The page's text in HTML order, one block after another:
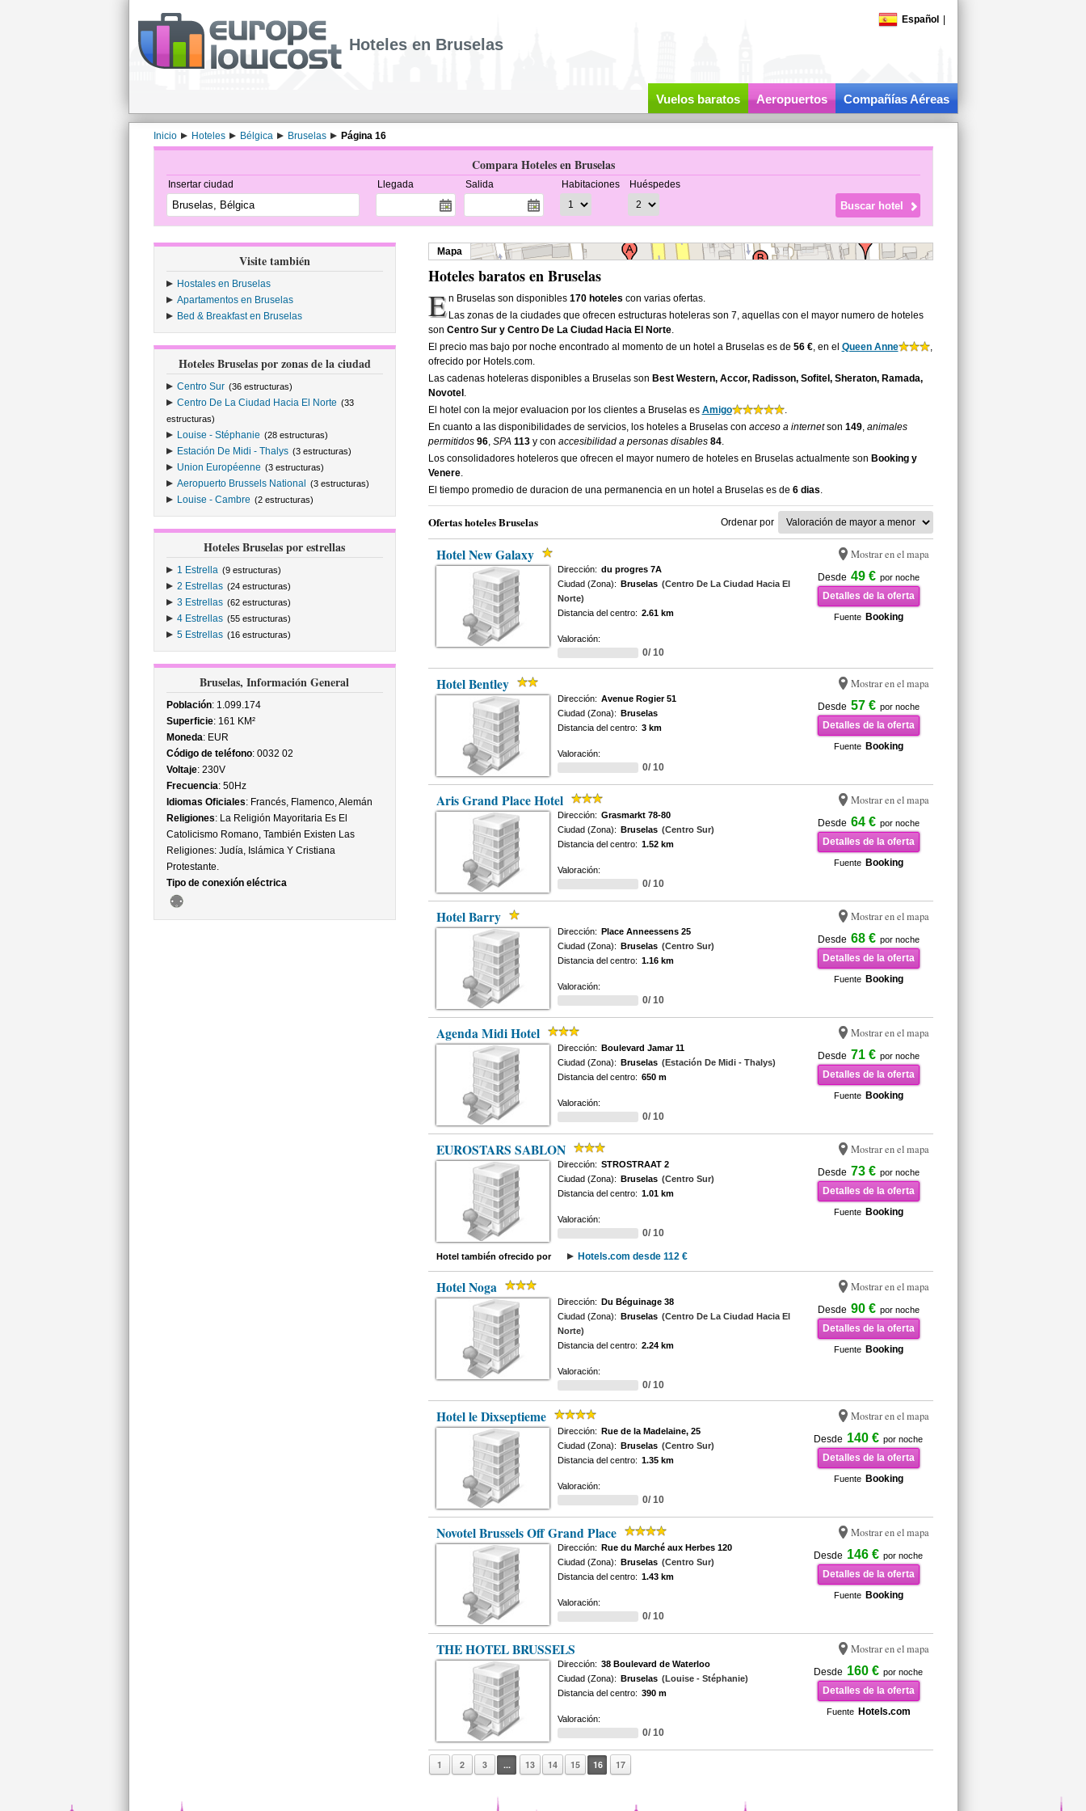
Español
Hoteles en Bruselas
Vuelos baratos Aeropuertos Compañías Aéreas
Inicio Hoteles Bélgica Bruselas Página 16
Compara Hoteles en Bruselas
Insertar ciudad Llegada Salida Habitaciones Huéspedes
Visite también
Hostales en Bruselas
Apartamentos en Bruselas
Bed & Breakfast en Bruselas
Hoteles Bruselas por zonas de la ciudad
Centro Sur (36 estructuras)
Centro De La Ciudad Hacia El Norte (33
estructuras)
Louise - Stéphanie (28 estructuras)
Estación De Midi - Thalys (3 estructuras)
Union Européenne (3 estructuras)
Aeropuerto Brussels National (3 estructuras)
Louise - Cambre (2 estructuras)
Hoteles Bruselas por estrellas
1 Estrella (9 estructuras)
2 Estrellas (24 estructuras)
3 Estrellas (62 estructuras)
4 Estrellas (55 estructuras)
5 Estrellas (16 estructuras)
Bruselas, Información General
Población: 1.099.174
Superficie: 161 KM²
Moneda: EUR
Código de teléfono: 0032 02
Voltaje: 230V
Frecuencia: 50Hz
Idiomas Oficiales: Francés, Flamenco, Alemán
Religiones: La Religión Mayoritaria Es El
Catolicismo Romano, También Existen Las
Religiones: Judía, Islámica Y Cristiana
Protestante.
Tipo de conexión eléctrica
Mapa
Hoteles baratos en Bruselas
E n Bruselas son disponibles170 hoteles con varias ofertas.
Las zonas de la ciudades que ofrecen estructuras hoteleras son 7, aquellas con el mayor numero de hoteles
son Centro Sur y Centro De La Ciudad Hacia El Norte.
El precio mas bajo por noche encontrado al momento de un hotel a Bruselas es de 56 €, en el Queen Anne
,
ofrecido por Hotels.com.
Las cadenas hoteleras disponibles a Bruselas son Best Western, Accor, Radisson, Sofitel, Sheraton, Ramada,
Novotel .
El hotel con la mejor evaluacion por los clientes a Bruselas es Amigo
.
En cuanto a las disponibilidades de servicios, los hoteles a Bruselas con acceso a internetson 149, animales
permitidos 96, SPA 113y con accesibilidad a personas disables 84.
Los consolidadores hoteleros que ofrecen el mayor numero de hoteles en Bruselas actualmente son Booking y
Venere.
El tiempo promedio de duracion de una permanencia en un hotel a Bruselas es de 6 dias.
Ofertas hoteles Bruselas Ordenar por
Hotel New Galaxy Mostrar en el mapa
Desde 49 € por noche
Detalles de la oferta
Fuente Booking
Dirección: du progres 7A
Ciudad (Zona): Bruselas (Centro De La Ciudad Hacia El
Norte)
Distancia del centro: 2.61 km
Valoración:
0/ 10
Hotel Bentley Mostrar en el mapa
Desde 57 € por noche
Detalles de la oferta
Fuente Booking
Dirección: Avenue Rogier 51
Ciudad (Zona): Bruselas
Distancia del centro: 3 km
Valoración:
0/ 10
Aris Grand Place Hotel Mostrar en el mapa
Desde 64 € por noche
Detalles de la oferta
Fuente Booking
Dirección: Grasmarkt 78-80
Ciudad (Zona): Bruselas (Centro Sur)
Distancia del centro: 1.52 km
Valoración:
0/ 10
Hotel Barry Mostrar en el mapa
Desde 68 € por noche
Detalles de la oferta
Fuente Booking
Dirección: Place Anneessens 25
Ciudad (Zona): Bruselas (Centro Sur)
Distancia del centro: 1.16 km
Valoración:
0/ 10
Agenda Midi Hotel Mostrar en el mapa
Desde 71 € por noche
Detalles de la oferta
Fuente Booking
Dirección: Boulevard Jamar 11
Ciudad (Zona): Bruselas (Estación De Midi - Thalys)
Distancia del centro: 650 m
Valoración:
0/ 10
EUROSTARS SABLON Mostrar en el mapa
Desde 73 € por noche
Detalles de la oferta
Fuente Booking
Dirección: STROSTRAAT 2
Ciudad (Zona): Bruselas (Centro Sur)
Distancia del centro: 1.01 km
Valoración:
0/ 10
Hotel también ofrecido por Hotels.com desde 112 €
Hotel Noga Mostrar en el mapa
Desde 90 € por noche
Detalles de la oferta
Fuente Booking
Dirección: Du Béguinage 38
Ciudad (Zona): Bruselas (Centro De La Ciudad Hacia El
Norte)
Distancia del centro: 2.24 km
Valoración:
0/ 10
Hotel le Dixseptieme Mostrar en el mapa
Desde 140 € por noche
Detalles de la oferta
Fuente Booking
Dirección: Rue de la Madelaine, 25
Ciudad (Zona): Bruselas (Centro Sur)
Distancia del centro: 1.35 km
Valoración:
0/ 10
Novotel Brussels Off Grand Place Mostrar en el mapa
Desde 146 € por noche
Detalles de la oferta
Fuente Booking
Dirección: Rue du Marché aux Herbes 120
Ciudad (Zona): Bruselas (Centro Sur)
Distancia del centro: 1.43 km
Valoración:
0/ 10
THE HOTEL BRUSSELS Mostrar en el mapa
Desde 160 € por noche
Detalles de la oferta
Fuente Hotels.com
Dirección: 38 Boulevard de Waterloo
Ciudad (Zona): Bruselas (Louise - Stéphanie)
Distancia del centro: 390 m
Valoración:
0/ 10
1 2 3 ... 13 14 15 16 17